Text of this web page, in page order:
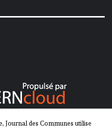
Journal des Communes utilise